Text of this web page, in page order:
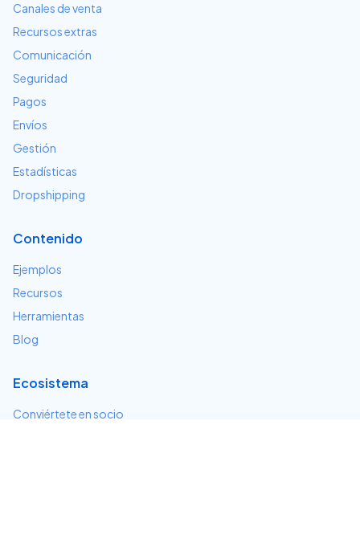
Canales de venta
Recursos extras
Comunicación
Seguridad
Pagos
Envíos
Gestión
Estadísticas
Dropshipping
Contenido
Ejemplos
Recursos
Herramientas
Blog
Ecosistema
Conviértete en socio